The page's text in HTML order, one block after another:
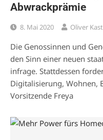
Abwrackprämie
8. Mai 2020 Oliver
Die Genossinnen und
den Sinn einer neuen
infrage. Stattdessen
Digitalisierung, Wohnen,
Vorsitzende Freya